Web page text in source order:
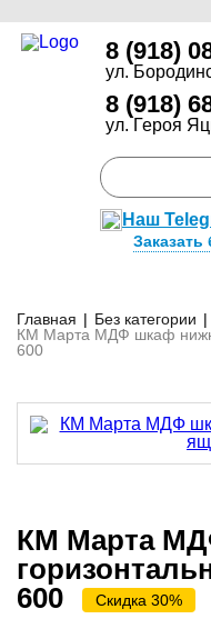
8 (918)
ул.
8 (918)
ул. Героя
Наш
Заказать
Главная | Без категории |
КМ Марта МДФ шкаф
600
КМ Марта
600
Скидка 30%